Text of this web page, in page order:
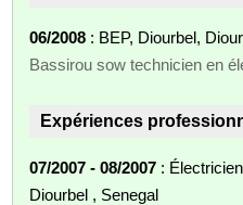
06/2008 : BEP, Diourbel,
Bassirou sow technicien en
Expériences
07/2007 - 08/2007 :
Diourbel , Senegal